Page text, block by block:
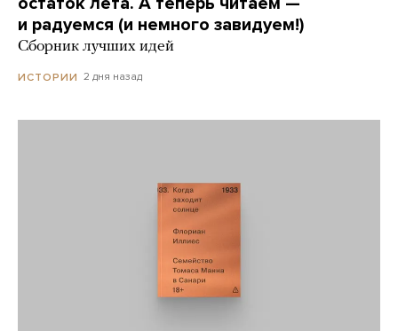
и радуемся (и немного завидуем!)
Сборник лучших идей
ИСТОРИИ 2 дня назад